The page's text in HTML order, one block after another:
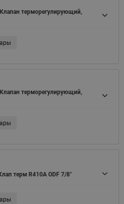
терморегулирующий,
терморегулирующий,
терм R410A ODF 7/8"